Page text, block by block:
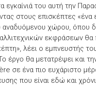
εγκαίνιά του αυτή την
στους επισκέπτες «ένα
αναδυόμενου χώρου, όπου
εκφράσεων θα
λέει ο εμπνευστής
έργο θα μετατρέψει και
σε ένα πιο ευχάριστο
που είναι εδώ και